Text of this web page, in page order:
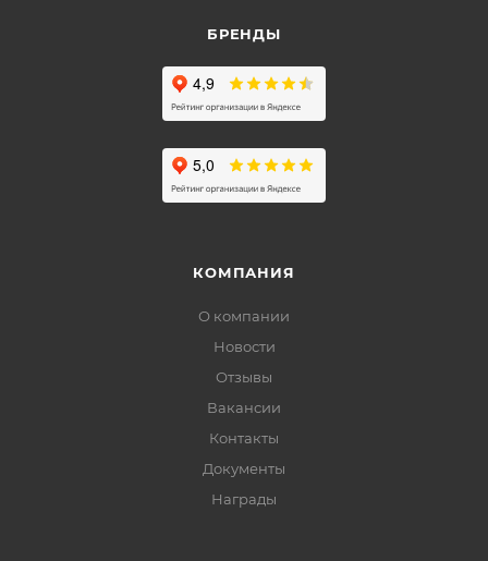
БРЕНДЫ
КОМПАНИЯ
О компании
Новости
Отзывы
Вакансии
Контакты
Документы
Награды